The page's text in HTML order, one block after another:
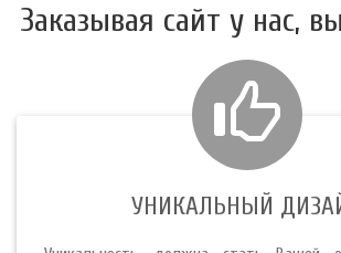
Заказывая сайт у нас,
УНИКАЛЬНЫЙ